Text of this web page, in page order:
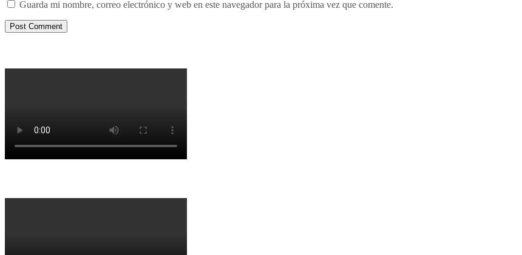
Guarda mi nombre, correo electrónico y web en este navegador para la próxima vez que comente.